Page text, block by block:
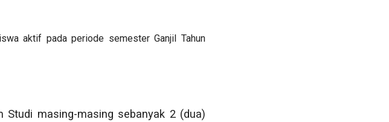
aktif pada periode semester Ganjil Tahun
masing-masing sebanyak 2 (dua)